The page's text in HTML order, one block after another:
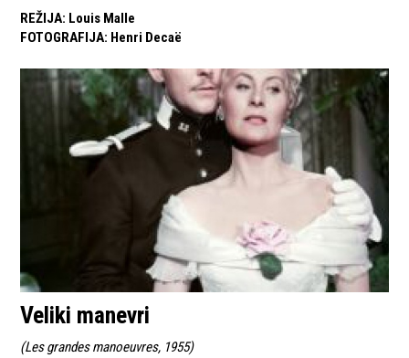
REŽIJA: Louis Malle
FOTOGRAFIJA: Henri Decaë
Veliki manevri
(Les grandes manoeuvres, 1955)